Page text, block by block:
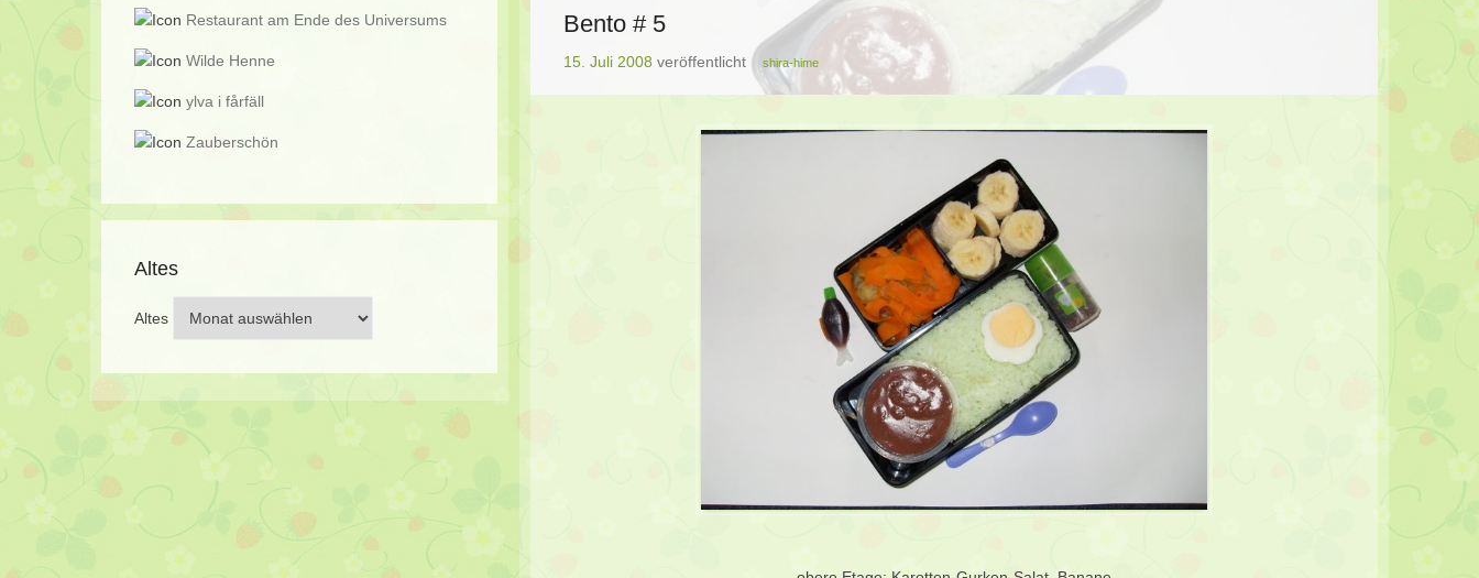
Bento # 5
15. Juli 2008 veröffentlicht shira-hime
Restaurant am Ende des Universums
Wilde Henne
ylva i fårfäll
Zauberschön
Altes
Altes